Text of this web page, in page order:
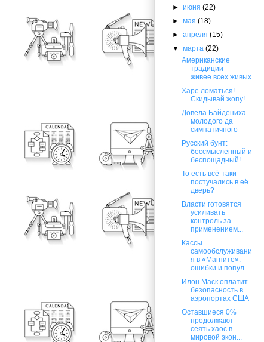
►июня(22)
►мая(18)
►апреля(15)
▼марта(22)
Американские
традиции —
живее всех живых
Харе ломаться!
Скидывай жопу!
Довела Байдениха
молодого да
симпатичного
Русский бунт:
бессмысленный и
беспощадный!
То есть всё-таки
постучались в её
дверь?
Власти готовятся
усиливать
контроль за
применением...
Кассы
самообслуживани
я в «Магните»:
ошибки и попул...
Илон Маск оплатит
безопасность в
аэропортах США
Оставшиеся 0%
продолжают
сеять хаос в
мировой экон...